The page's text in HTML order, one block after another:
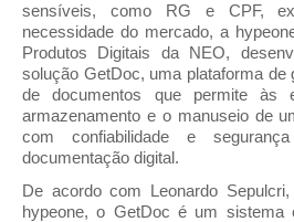
sensíveis, como RG e CPF,
necessidade do mercado, a
Produtos Digitais da NEO,
solução GetDoc, uma plataforma de
de documentos que permite às
armazenamento e o manuseio de
com confiabilidade e
documentação digital.
De acordo com Leonardo
hypeone, o GetDoc é um sistema